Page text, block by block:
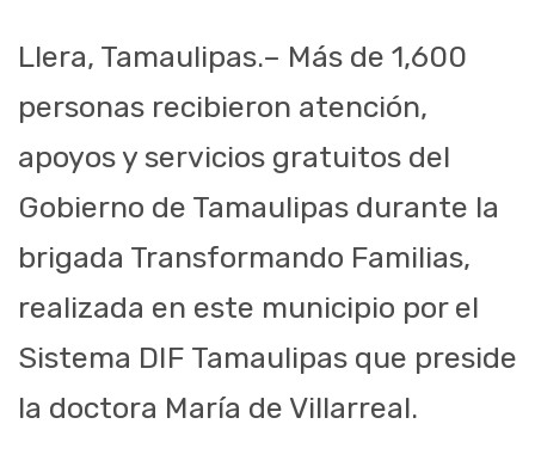
Llera, Tamaulipas.– Más de 1,600
personas recibieron atención,
apoyos y servicios gratuitos del
Gobierno de Tamaulipas durante la
brigada Transformando Familias,
realizada en este municipio por el
Sistema DIF Tamaulipas que preside
la doctora María de Villarreal.